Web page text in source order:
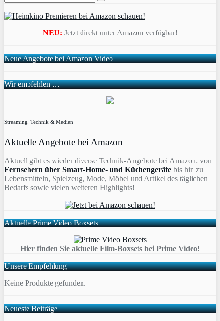
NEU: Jetzt direkt unter Amazon verfügbar!
Neue Angebote bei Amazon Video
Wir empfehlen …
Streaming, Technik & Medien
Aktuelle Angebote bei Amazon
Aktuell gibt es wieder diverse Technik-Angebote bei Amazon: von
Fernsehern über Smart-Home- und Küchengeräte bis hin zu
Lebensmitteln, Spielzeug, Mode, Möbel und Artikel des täglichen
Bedarfs sowie vielen weiteren Highlights!
Aktuelle Prime Video Boxsets
Hier finden Sie aktuelle Film-Boxsets bei Prime Video!
Unsere Empfehlung
Keine Produkte gefunden.
Neueste Beiträge